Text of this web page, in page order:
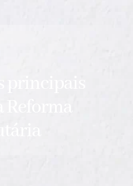
principais